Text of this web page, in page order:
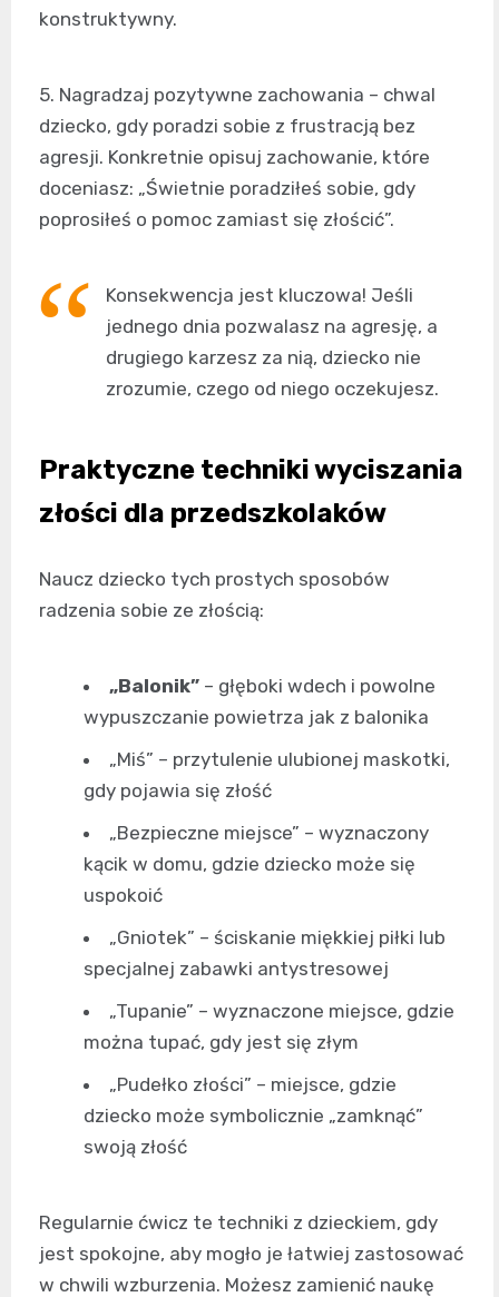
konstruktywny.
5. Nagradzaj pozytywne zachowania – chwal
dziecko, gdy poradzi sobie z frustracją bez
agresji. Konkretnie opisuj zachowanie, które
doceniasz: „Świetnie poradziłeś sobie, gdy
poprosiłeś o pomoc zamiast się złościć”.
Konsekwencja jest kluczowa! Jeśli
jednego dnia pozwalasz na agresję, a
drugiego karzesz za nią, dziecko nie
zrozumie, czego od niego oczekujesz.
Praktyczne techniki wyciszania
złości dla przedszkolaków
Naucz dziecko tych prostych sposobów
radzenia sobie ze złością:
„Balonik” – głęboki wdech i powolne
wypuszczanie powietrza jak z balonika
„Miś” – przytulenie ulubionej maskotki,
gdy pojawia się złość
„Bezpieczne miejsce” – wyznaczony
kącik w domu, gdzie dziecko może się
uspokoić
„Gniotek” – ściskanie miękkiej piłki lub
specjalnej zabawki antystresowej
„Tupanie” – wyznaczone miejsce, gdzie
można tupać, gdy jest się złym
„Pudełko złości” – miejsce, gdzie
dziecko może symbolicznie „zamknąć”
swoją złość
Regularnie ćwicz te techniki z dzieckiem, gdy
jest spokojne, aby mogło je łatwiej zastosować
w chwili wzburzenia. Możesz zamienić naukę